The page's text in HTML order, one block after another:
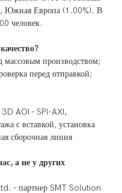
Южная Европа (1.00%). В
человек.
массовым производством;
перед отправкой;
AOI - SPI-AXI,
с вставкой, установка
сборочная линия
а не у других
- партнер SMT Solution